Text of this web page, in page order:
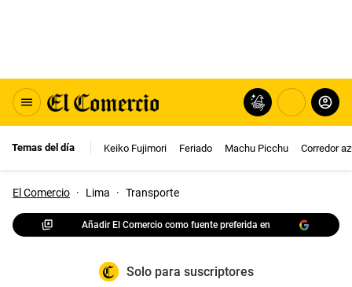
Temas del día Keiko Fujimori Feriado Machu Picchu Corredor
El Comercio · Lima · Transporte
Añadir El Comercio como fuente preferida en
Solo para suscriptores